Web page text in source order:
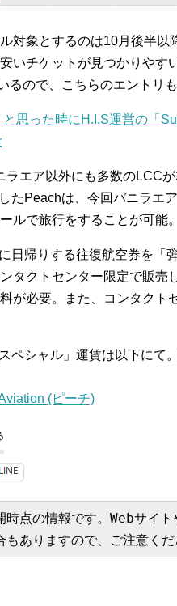
対象とするのは10月後半
いチケットが見つかりやす
るので、こちらのエントリも
と思った時にH.I.S運営の「
ラエア以外にも多数のLCC
たPeachは、今回バニラエ
ルで旅行をすることが可能。
日帰りする往復航空券を「
タクトセンター限定で販売
が必要。また、コンタクト
ペシャル」運賃は以下にて
(ピーチ)
LINE
時点の情報です。Webサイ
ありますので、ご注意くだ